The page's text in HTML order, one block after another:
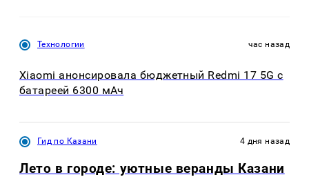
Технологии час назад
Xiaomi анонсировала бюджетный Redmi 17 5G с
батареей 6300 мАч
Гид по Казани 4 дня назад
Лето в городе: уютные веранды Казани